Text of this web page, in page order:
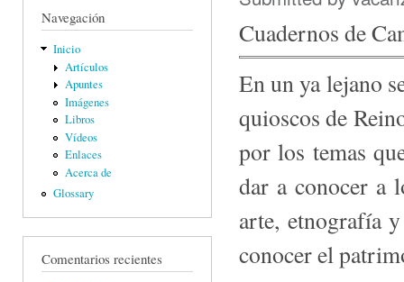
Navegación
Inicio
Artículos
Apuntes
Imágenes
Libros
Vídeos
Enlaces
Acerca de
Glossary
Comentarios recientes
Cuadernos de
Enun ya lejano
quioscos de
por los temas
dar a conocer a
arte, etnografía
conocer el